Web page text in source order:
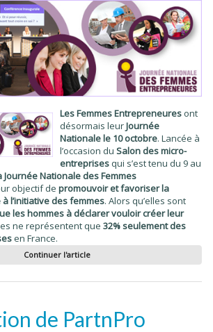
Les Femmes Entrepreneures ont
désormais leurJournée
Nationale le 10 octobre. Lancée à
l’occasion du Salon des micro-
entreprisesqui s’est tenu du 9 au
Journée Nationale des Femmes
objectif de promouvoir et favoriser la
l’initiative des femmes. Alors qu’elles sont
les hommes à déclarer vouloir créerleur
ne représentent que 32% seulement des
en France.
Continuer l'article
de PartnPro